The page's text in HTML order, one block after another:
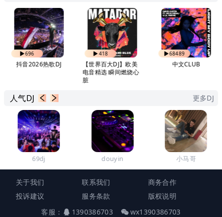
696
抖音2026热歌DJ
418
【世界百大DJ】欧美
电音精选 瞬间燃烧心
脏
68489
中文CLUB
人气DJ 更多DJ
69dj douyin 小马哥
关于我们 联系我们
商务合作
投诉建议
服务条款
版权说明
客服：
1390386703 wx1390386703